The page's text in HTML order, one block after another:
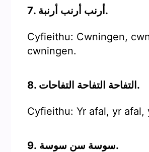
7. أرنب أرنب أرنبة.
Cyfieithu: Cwningen,
cwningen.
8. التفاحة التفاحة التفاحات.
Cyfieithu: Yr afal, yr afal,
9. سوسة سن سوسة.